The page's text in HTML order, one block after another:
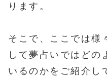
ります。
そこで、ここでは様
して夢占いではどの
いるのかをご紹介し